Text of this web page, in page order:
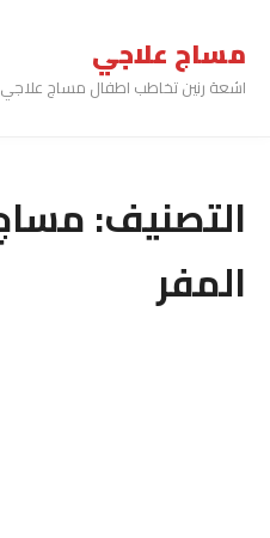
مساج علاجي
اشعة رنين تخاطب اطفال مساج علاجي
التصنيف:مساج
المفر